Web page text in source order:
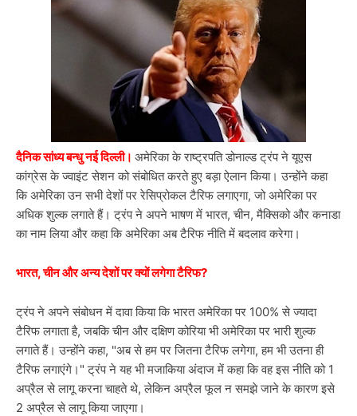
दैनिक सांध्य बन्धु नई दिल्ली। अमेरिका के राष्ट्रपति डोनाल्ड ट्रंप ने यूएस
कांग्रेस के ज्वाइंट सेशन को संबोधित करते हुए बड़ा ऐलान किया। उन्होंने कहा
कि अमेरिका उन सभी देशों पर रेसिप्रोकल टैरिफ लगाएगा, जो अमेरिका पर
अधिक शुल्क लगाते हैं। ट्रंप ने अपने भाषण में भारत, चीन, मैक्सिको और कनाडा
का नाम लिया और कहा कि अमेरिका अब टैरिफ नीति में बदलाव करेगा।
भारत, चीन और अन्य देशों पर क्यों लगेगा टैरिफ?
ट्रंप ने अपने संबोधन में दावा किया कि भारत अमेरिका पर 100% से ज्यादा
टैरिफ लगाता है, जबकि चीन और दक्षिण कोरिया भी अमेरिका पर भारी शुल्क
लगाते हैं। उन्होंने कहा, "अब से हम पर जितना टैरिफ लगेगा, हम भी उतना ही
टैरिफ लगाएंगे।" ट्रंप ने यह भी मजाकिया अंदाज में कहा कि वह इस नीति को 1
अप्रैल से लागू करना चाहते थे, लेकिन अप्रैल फूल न समझे जाने के कारण इसे
2 अप्रैल से लागू किया जाएगा।